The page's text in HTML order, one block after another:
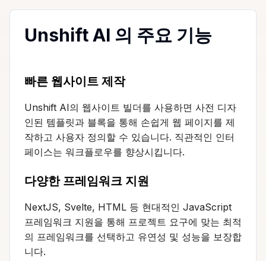
Unshift AI 의 주요 기능
빠른 웹사이트 제작
Unshift AI의 웹사이트 빌더를 사용하면 사전 디자
인된 템플릿과 블록을 통해 손쉽게 웹 페이지를 제
작하고 사용자 정의할 수 있습니다. 직관적인 인터
페이스는 워크플로우를 향상시킵니다.
다양한 프레임워크 지원
NextJS, Svelte, HTML 등 현대적인 JavaScript
프레임워크 지원을 통해 프로젝트 요구에 맞는 최적
의 프레임워크를 선택하고 유연성 및 성능을 보장합
니다.